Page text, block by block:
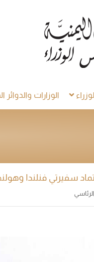
الوزارات والدوائر
سفيرتي فنلندا